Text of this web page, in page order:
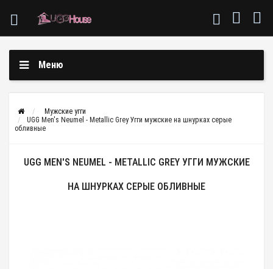
Меню
Мужские угги
UGG Men's Neumel - Metallic Grey Угги мужские на шнурках серые
обливные
UGG MEN'S NEUMEL - METALLIC GREY УГГИ МУЖСКИЕ
НА ШНУРКАХ СЕРЫЕ ОБЛИВНЫЕ